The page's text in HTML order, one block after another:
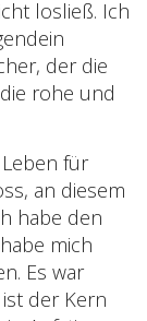
losließ. Ich
der die
rohe und
für
an diesem
habe den
mich
Es war
der Kern